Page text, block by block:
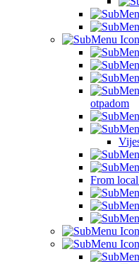
otpadom
From